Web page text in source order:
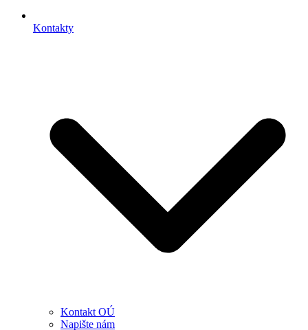
Kontakty
Kontakt OÚ
Napište nám